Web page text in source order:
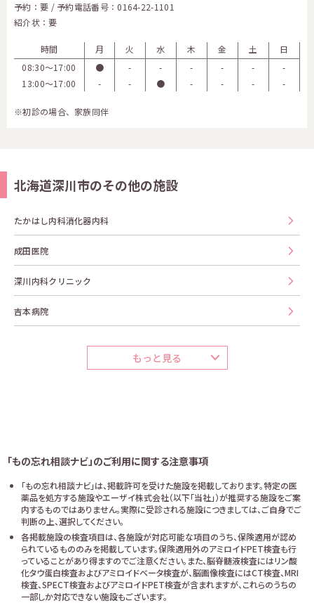
予約：要 / 予約電話番号： 0164-22-1101
紹介状：要
時間 月 火 水 木 金 土
日
08:30〜17:00
● - - - - -
-
13:00〜17:00
- - ● - - - -
※初診の場合、家族同伴
北海道深川市のその他の施設
たかはし内科消化器内科
成田医院
深川内科クリニック
吉本病院
もっと見る
「もの忘れ相談ナビ」のご利用に関する注意事項
「もの忘れ相談ナビ」は、掲載許可を受けた施設を掲載しております。特定の医
薬品を処方する施設やエーザイ株式会社（以下「当社」）が推奨する施設をご案
内するものではありません。実際に受診される施設につきましては、ご自身でご
判断の上、選択してください。
各掲載施設の検査項目は、各施設が対応可能な項目のうち、保険適用が認め
られているもののみを掲載しています。保険適用外のアミロイドPET検査も行
っていることがあり得ますのでご注意ください。また、脳脊髄液検査にはリン酸
化タウ蛋白検査およびアミロイドベータ検査が、脳画像検査にはCT検査、MRI
検査、SPECT検査およびアミロイドPET検査が含まれますが、これらのうちの
一部しか対応できない施設もございます。